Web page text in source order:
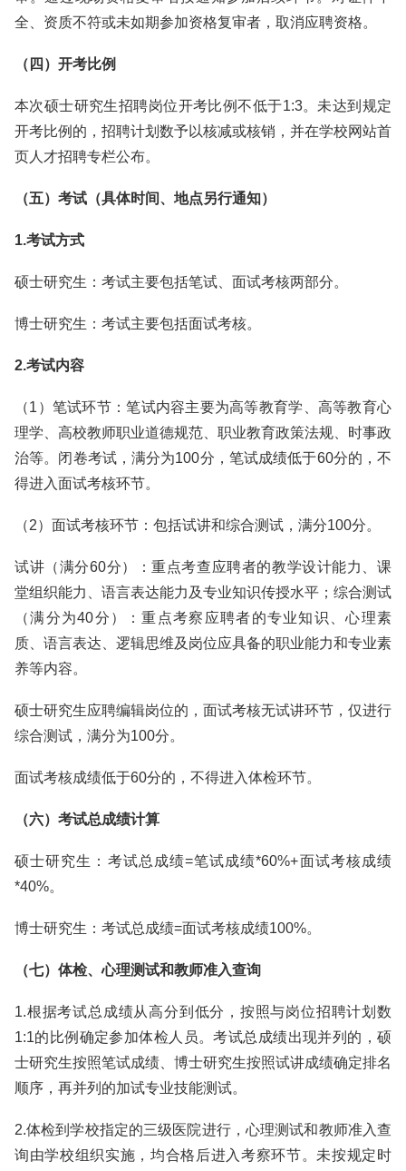
全、资质不符或未如期参加资格复审者，取消应聘资格。
（四）开考比例
本次硕士研究生招聘岗位开考比例不低于1:3。未达到规定
开考比例的，招聘计划数予以核减或核销，并在学校网站首
页人才招聘专栏公布。
（五）考试（具体时间、地点另行通知）
1.考试方式
硕士研究生：考试主要包括笔试、面试考核两部分。
博士研究生：考试主要包括面试考核。
2.考试内容
（1）笔试环节：笔试内容主要为高等教育学、高等教育心
理学、高校教师职业道德规范、职业教育政策法规、时事政
治等。闭卷考试，满分为100分，笔试成绩低于60分的，不
得进入面试考核环节。
（2）面试考核环节：包括试讲和综合测试，满分100分。
试讲（满分60分）：重点考查应聘者的教学设计能力、课
堂组织能力、语言表达能力及专业知识传授水平；综合测试
（满分为40分）：重点考察应聘者的专业知识、心理素
质、语言表达、逻辑思维及岗位应具备的职业能力和专业素
养等内容。
硕士研究生应聘编辑岗位的，面试考核无试讲环节，仅进行
综合测试，满分为100分。
面试考核成绩低于60分的，不得进入体检环节。
（六）考试总成绩计算
硕士研究生：考试总成绩=笔试成绩*60%+面试考核成绩
*40%。
博士研究生：考试总成绩=面试考核成绩100%。
（七）体检、心理测试和教师准入查询
1.根据考试总成绩从高分到低分，按照与岗位招聘计划数
1:1的比例确定参加体检人员。考试总成绩出现并列的，硕
士研究生按照笔试成绩、博士研究生按照试讲成绩确定排名
顺序，再并列的加试专业技能测试。
2.体检到学校指定的三级医院进行，心理测试和教师准入查
询由学校组织实施，均合格后进入考察环节。未按规定时